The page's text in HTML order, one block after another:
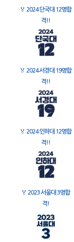
🏅 2024 단국대 12명합
격!!
🏅 2024 서경대 19명합
격!!
🏅 2024 인하대 12명합
격!!
🏅 2023 서울대 3명합
격!